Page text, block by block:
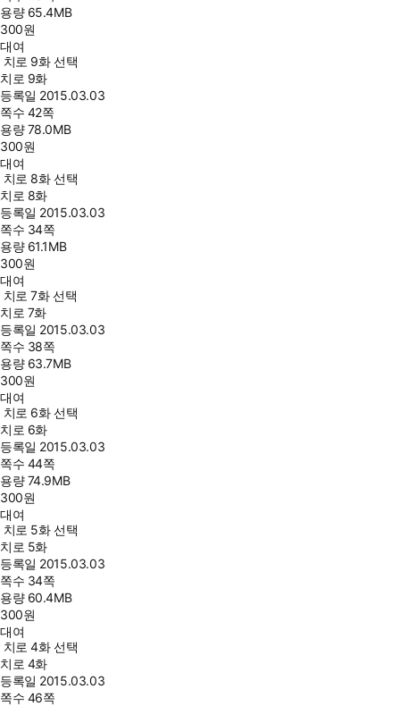
용량 65.4MB
300원
대여
치로 9화 선택
치로 9화
등록일 2015.03.03
쪽수 42쪽
용량78.0MB
300원
대여
치로 8화 선택
치로 8화
등록일 2015.03.03
쪽수 34쪽
용량 61.1MB
300원
대여
치로 7화 선택
치로 7화
등록일 2015.03.03
쪽수 38쪽
용량 63.7MB
300원
대여
치로 6화 선택
치로 6화
등록일 2015.03.03
쪽수 44쪽
용량74.9MB
300원
대여
치로 5화 선택
치로 5화
등록일 2015.03.03
쪽수 34쪽
용량 60.4MB
300원
대여
치로 4화 선택
치로 4화
등록일 2015.03.03
쪽수 46쪽